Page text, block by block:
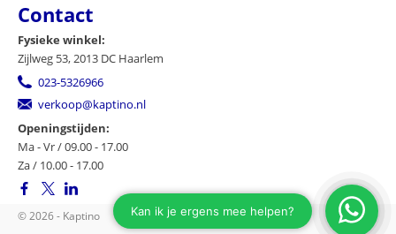
Contact
Fysieke winkel:
Zijlweg 53, 2013 DC Haarlem
023-5326966
verkoop@kaptino.nl
Openingstijden:
Ma - Vr / 09.00 - 17.00
Za / 10.00 - 17.00
© 2026 - Kaptino